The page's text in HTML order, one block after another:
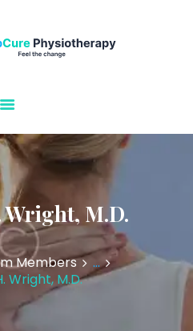
M.D.
Members
...
Wright, M.D.
Physiotherapy